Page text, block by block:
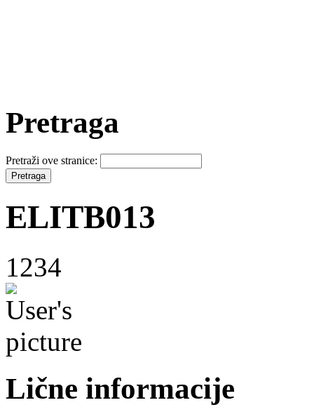
Pretraga
Pretraži ove stranice:
ELITB013
1234
Lične informacije